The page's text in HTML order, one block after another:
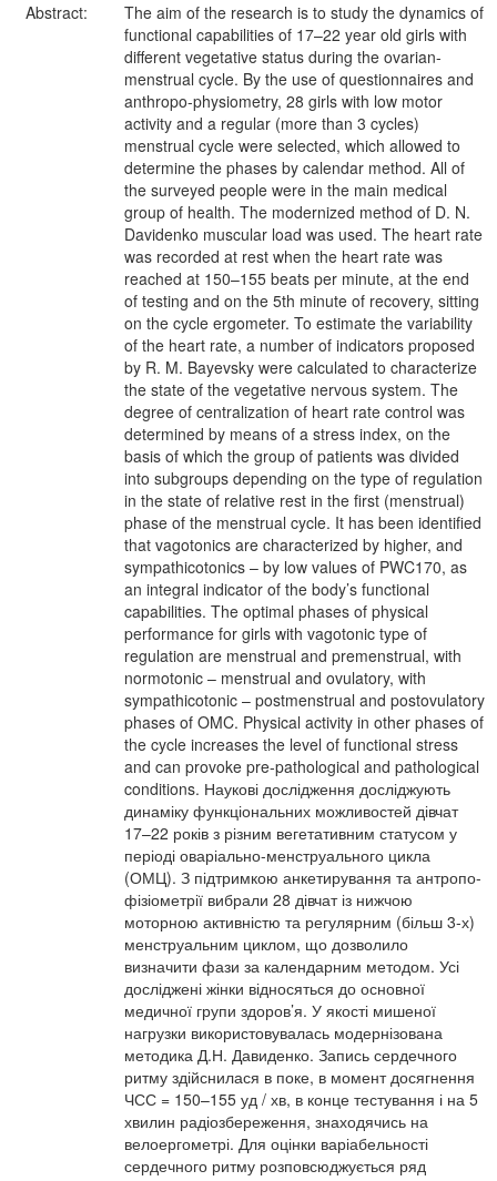
Abstract:
The aim of the research is to study the dynamics of
functional capabilities of 17–22 year old girls with
different vegetative status during the ovarian-
menstrual cycle. By the use of questionnaires and
anthropo-physiometry, 28 girls with low motor
activity and a regular (more than 3 cycles)
menstrual cycle were selected, which allowed to
determine the phases by calendar method. All of
the surveyed people were in the main medical
group of health. The modernized method of D. N.
Davidenko muscular load was used. The heart rate
was recorded at rest when the heart rate was
reached at 150–155 beats per minute, at the end
of testing and on the 5th minute of recovery, sitting
on the cycle ergometer. To estimate the variability
of the heart rate, a number of indicators proposed
by R. M. Bayevsky were calculated to characterize
the state of the vegetative nervous system. The
degree of centralization of heart rate control was
determined by means of a stress index, on the
basis of which the group of patients was divided
into subgroups depending on the type of regulation
in the state of relative rest in the first (menstrual)
phase of the menstrual cycle. It has been identified
that vagotonics are characterized by higher, and
sympathicotonics – by low values of PWC170, as
an integral indicator of the body’s functional
capabilities. The optimal phases of physical
performance for girls with vagotonic type of
regulation are menstrual and premenstrual, with
normotonic – menstrual and ovulatory, with
sympathicotonic – postmenstrual and postovulatory
phases of OMC. Physical activity in other phases of
the cycle increases the level of functional stress
and can provoke pre-pathological and pathological
conditions. Наукові дослідження досліджують
динаміку функціональних можливостей дівчат
17–22 років з різним вегетативним статусом у
періоді оваріально-менструального цикла
(ОМЦ). З підтримкою анкетирування та антропо-
фізіометрії вибрали 28 дівчат із нижчою
моторною активністю та регулярним (більш 3-х)
менструальним циклом, що дозволило
визначити фази за календарним методом. Усі
досліджені жінки відносяться до основної
медичної групи здоров’я. У якості мишеної
нагрузки використовувалась модернізована
методика Д.Н. Давиденко. Запись сердечного
ритму здійснилася в поке, в момент досягнення
ЧСС = 150–155 уд / хв, в конце тестування і на 5
хвилин радіозбереження, знаходячись на
велоергометрі. Для оцінки варіабельності
сердечного ритму розповсюджується ряд